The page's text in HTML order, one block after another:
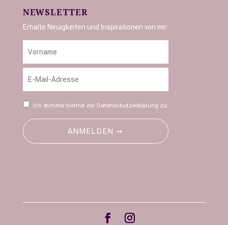
NEWSLETTER
Erhalte Neuigkeiten und Inspirationen von mir:
Ich stimme hiermit der Datenschutzerklärung zu.